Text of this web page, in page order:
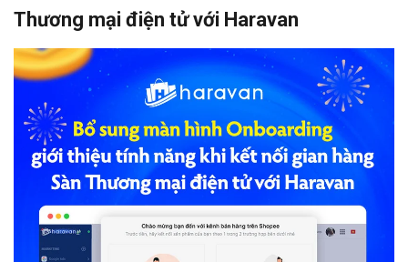
Thương mại điện tử với Haravan